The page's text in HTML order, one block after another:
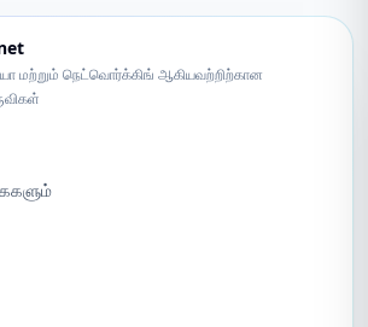
மற்றும் நெட்வொர்க்கிங் ஆகியவற்றிற்கான